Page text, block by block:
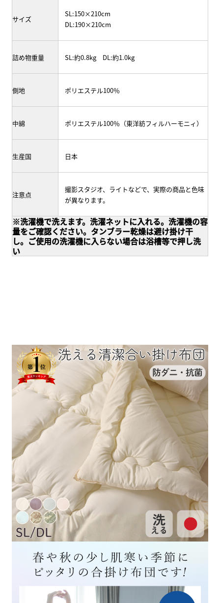
サイズ
SL:150×210cm
DL:190×210cm
詰め物重量 SL:約0.8kg DL:約1.0kg
側地 ポリエステル100％
中綿 ポリエステル100％（東洋紡フィルハーモニィ）
生産国 日本
注意点
撮影スタジオ、ライトなどで、実際の商品と色味
が異なります。
※洗濯機で洗えます。洗濯ネットに入れる。洗濯機の容
量をご確認ください。タンブラー乾燥は避け掛け干
し。ご使用の洗濯機に入らない場合は浴槽等で押し洗
い